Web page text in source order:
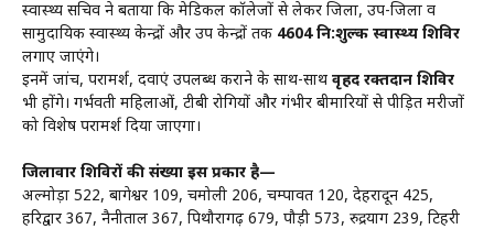
स्वास्थ्य सचिव ने बताया कि मेडिकल कॉलेजों से लेकर जिला, उप-जिला व
सामुदायिक स्वास्थ्य केन्द्रों और उप केन्द्रों तक 4604 नि:शुल्क स्वास्थ्य शिविर
लगाए जाएंगे।
इनमें जांच, परामर्श, दवाएं उपलब्ध कराने के साथ-साथ वृहद रक्तदान शिविर
भी होंगे। गर्भवती महिलाओं, टीबी रोगियों और गंभीर बीमारियों से पीड़ित मरीजों
को विशेष परामर्श दिया जाएगा।
जिलावार शिविरों की संख्या इस प्रकार है—
अल्मोड़ा 522, बागेश्वर 109, चमोली 206, चम्पावत 120, देहरादून 425,
हरिद्वार 367, नैनीताल 367, पिथौरागढ़ 679, पौड़ी 573, रुद्रप्रयाग 239, टिहरी